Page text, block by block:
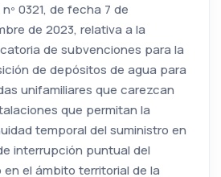
0321, de fecha 7 de
de 2023, relativa a la
de subvenciones para la
de depósitos de agua para
unifamiliares que carezcan
que permitan la
temporal del suministro en
interrupción puntual del
en el ámbito territorial de la